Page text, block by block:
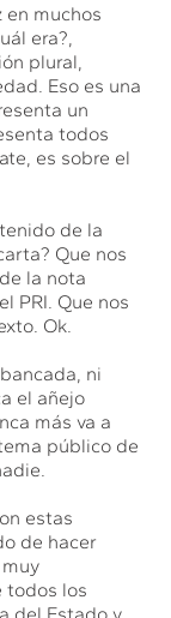
en muchos
era?,
plural,
Eso es una
un
todos
es sobre el
de la
Que nos
la nota
PRI. Que nos
Ok.
ni
el añejo
más va a
público de
estas
de hacer
todos los